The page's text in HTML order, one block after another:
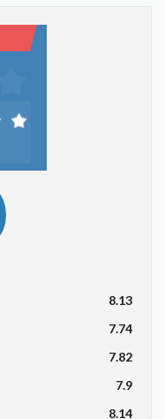
8.13
7.74
7.82
7.9
8.14